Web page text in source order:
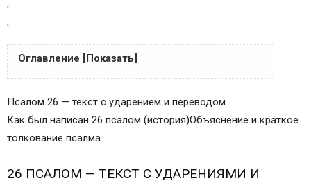
'
'
Оглавление [Показать]
КАК БЫЛ НАПИСАН ПСАЛОМ 26 И ЧТО ОН
Псалом 26 — текст с ударением и переводом
Как был написан 26 псалом (история)Объяснение и краткое
толкование псалма
26 ПСАЛОМ — ТЕКСТ С УДАРЕНИЯМИ И